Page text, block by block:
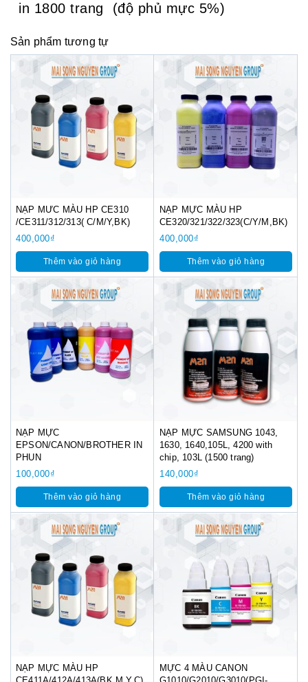
in 1800 trang (độ phủ mực 5%)
Sản phẩm tương tự
NẠP MƯC MÀU HP CE310
/CE311/312/313( C/M/Y,BK)
400,000₫
Thêm vào giỏ hàng
NẠP MỰC MÀU HP
CE320/321/322/323(C/Y/M,BK)
400,000₫
Thêm vào giỏ hàng
NẠP MỰC
EPSON/CANON/BROTHER IN
PHUN
100,000₫
Thêm vào giỏ hàng
NẠP MỰC SAMSUNG 1043,
1630, 1640,105L, 4200 with
chip, 103L (1500 trang)
140,000₫
Thêm vào giỏ hàng
NẠP MỰC MÀU HP
MỰC 4 MÀU CANON